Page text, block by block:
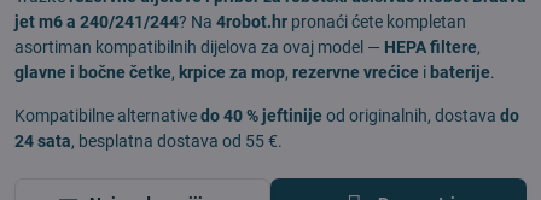
jet m6 a 240/241/244? Na 4robot.hr pronaći ćete kompletan
asortiman kompatibilnih dijelova za ovaj model — HEPA filtere,
glavne i bočne četke, krpice za mop, rezervne vrećice i baterije.
Kompatibilne alternativedo 40 % jeftinije od originalnih, dostava do
24 sata, besplatna dostava od 55 €.